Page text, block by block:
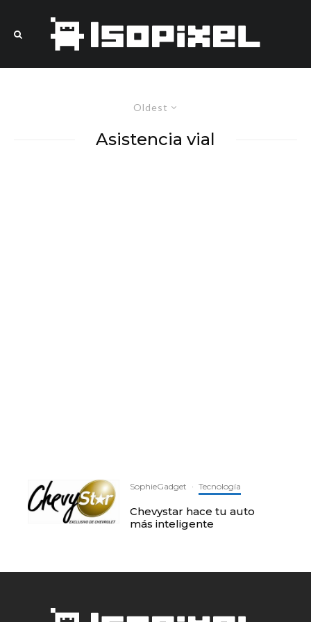
Oldest
Asistencia vial
SophieGadget · Tecnología
Chevystar hace tu auto
más inteligente